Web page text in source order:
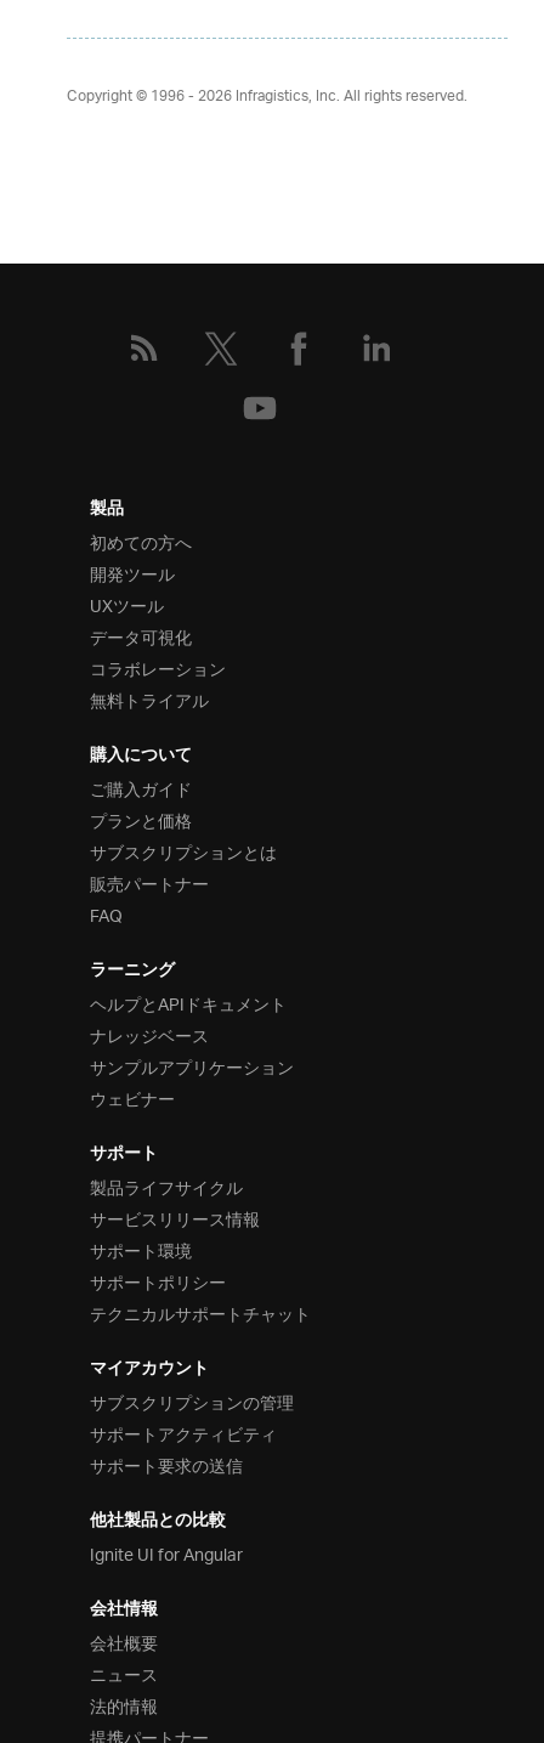
Copyright © 1996 - 2026Infragistics, Inc. All rights reserved.
製品
初めての方へ
開発ツール
UXツール
データ可視化
コラボレーション
無料トライアル
購入について
ご購入ガイド
プランと価格
サブスクリプションとは
販売パートナー
FAQ
ラーニング
ヘルプとAPIドキュメント
ナレッジベース
サンプルアプリケーション
ウェビナー
サポート
製品ライフサイクル
サービスリリース情報
サポート環境
サポートポリシー
テクニカルサポートチャット
マイアカウント
サブスクリプションの管理
サポートアクティビティ
サポート要求の送信
他社製品との比較
Ignite UI for Angular
会社情報
会社概要
ニュース
法的情報